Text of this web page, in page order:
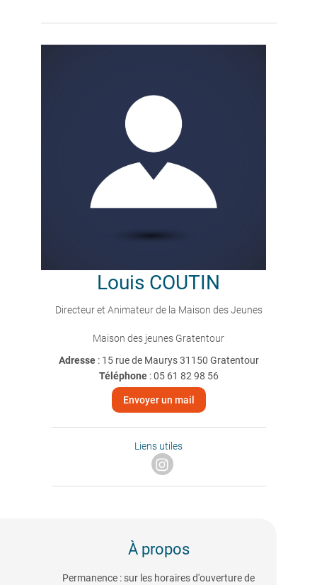
Louis COUTIN
Directeur et Animateur de la Maison des Jeunes
Maison des jeunes Gratentour
Adresse : 15 rue de Maurys 31150 Gratentour
Téléphone:05 61 82 98 56
Envoyer un mail
Liens utiles
À propos
Permanence : sur les horaires d'ouverture de